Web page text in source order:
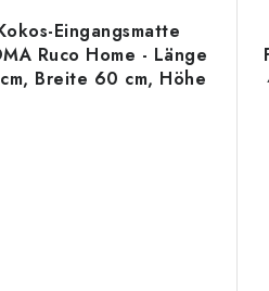
Eingangsmatte
Ruco Home - Länge
Breite 60 cm, Höhe